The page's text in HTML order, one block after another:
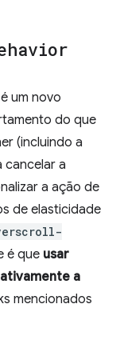
é um novo
do que
(incluindo a
cancelar a
a ação de
de elasticidade
é que usar
a
mencionados